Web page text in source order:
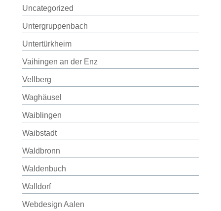
Uncategorized
Untergruppenbach
Untertürkheim
Vaihingen an der Enz
Vellberg
Waghäusel
Waiblingen
Waibstadt
Waldbronn
Waldenbuch
Walldorf
Webdesign Aalen